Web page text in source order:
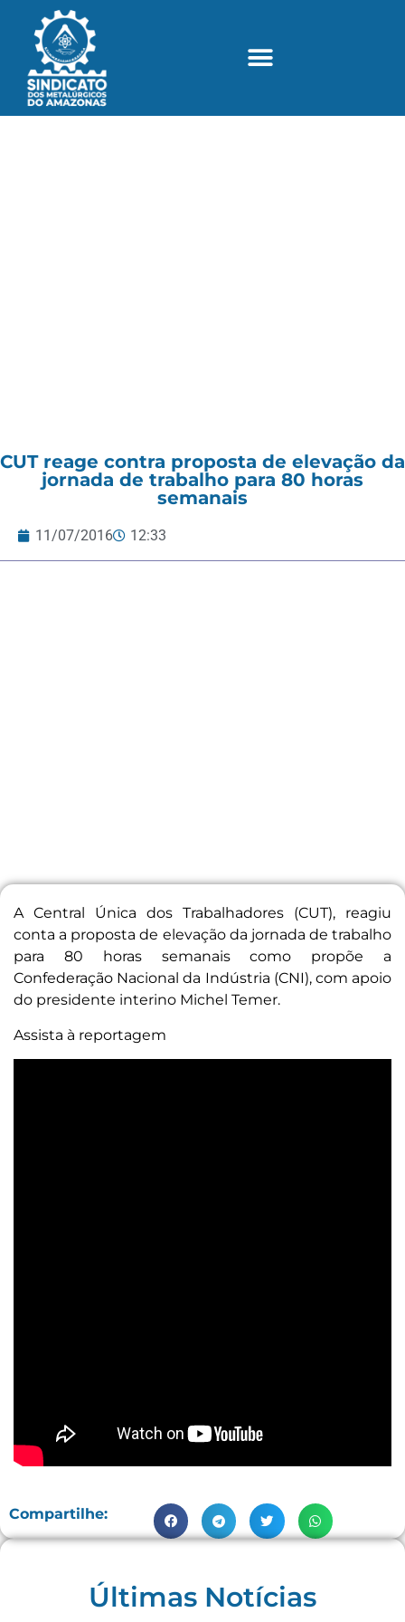
CUT reage contra proposta de elevação da
jornada de trabalho para 80 horas
semanais
11/07/2016 12:33
A Central Única dos Trabalhadores (CUT), reagiu
conta a proposta de elevação da jornada de trabalho
para 80 horas semanais como propõe a
Confederação Nacional da Indústria (CNI), com apoio
do presidente interino Michel Temer.
Assista à reportagem
Compartilhe:
Últimas Notícias